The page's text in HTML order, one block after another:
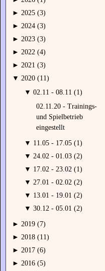
► 2025 (3)
► 2024 (3)
► 2023 (3)
► 2022 (4)
► 2021 (3)
▼ 2020 (11)
▼ 02.11 - 08.11 (1)
02.11.20 - Trainings-
und Spielbetrieb
eingestellt
▼ 11.05 - 17.05 (1)
▼ 24.02 - 01.03 (2)
▼ 17.02 - 23.02 (1)
▼ 27.01 - 02.02 (2)
▼ 13.01 - 19.01 (2)
▼ 30.12 - 05.01 (2)
► 2019 (7)
► 2018 (11)
► 2017 (6)
► 2016 (5)